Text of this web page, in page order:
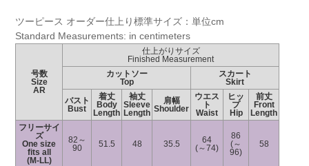
ツーピース オーダー仕上り標準サイズ：単位cm
Standard Measurements: in centimeters
号数
Size
AR
仕上がりサイズ
Finished Measurement
カットソー
Top
スカート
Skirt
バスト
Bust
着丈
Body
Length
袖丈
Sleeve
Length
肩幅
Shoulder
ウエス
ト
Waist
ヒッ
プ
Hip
前丈
Front
Length
フリーサイ
ズ
One size
fits all
(M-LL)
82～
90
51.5 48 35.5
64
(～74)
86
(～
96)
58